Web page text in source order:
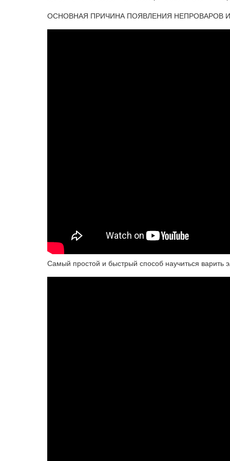
ОСНОВНАЯ ПРИЧИНА ПОЯВЛЕНИЯ НЕПРОВАРОВ
Самый простой и быстрый способ научиться варить